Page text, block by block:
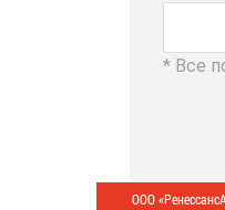
* Все
ООО